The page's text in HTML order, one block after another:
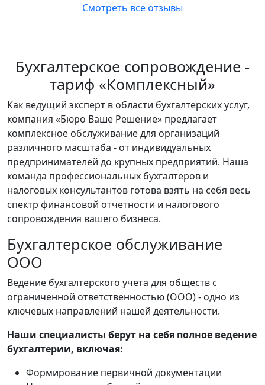
Смотреть все отзывы
Бухгалтерское сопровождение -
тариф «Комплексный»
Как ведущий эксперт в области бухгалтерских услуг,
компания «Бюро Ваше Решение» предлагает
комплексное обслуживание для организаций
различного масштаба - от индивидуальных
предпринимателей до крупных предприятий. Наша
команда профессиональных бухгалтеров и
налоговых консультантов готова взять на себя весь
спектр финансовой отчетности и налогового
сопровождения вашего бизнеса.
Бухгалтерское обслуживание
ООО
Ведение бухгалтерского учета для обществ с
ограниченной ответственностью (ООО) - одно из
ключевых направлений нашей деятельности.
Наши специалисты берут на себя полное ведение
бухгалтерии, включая:
Формирование первичной документации